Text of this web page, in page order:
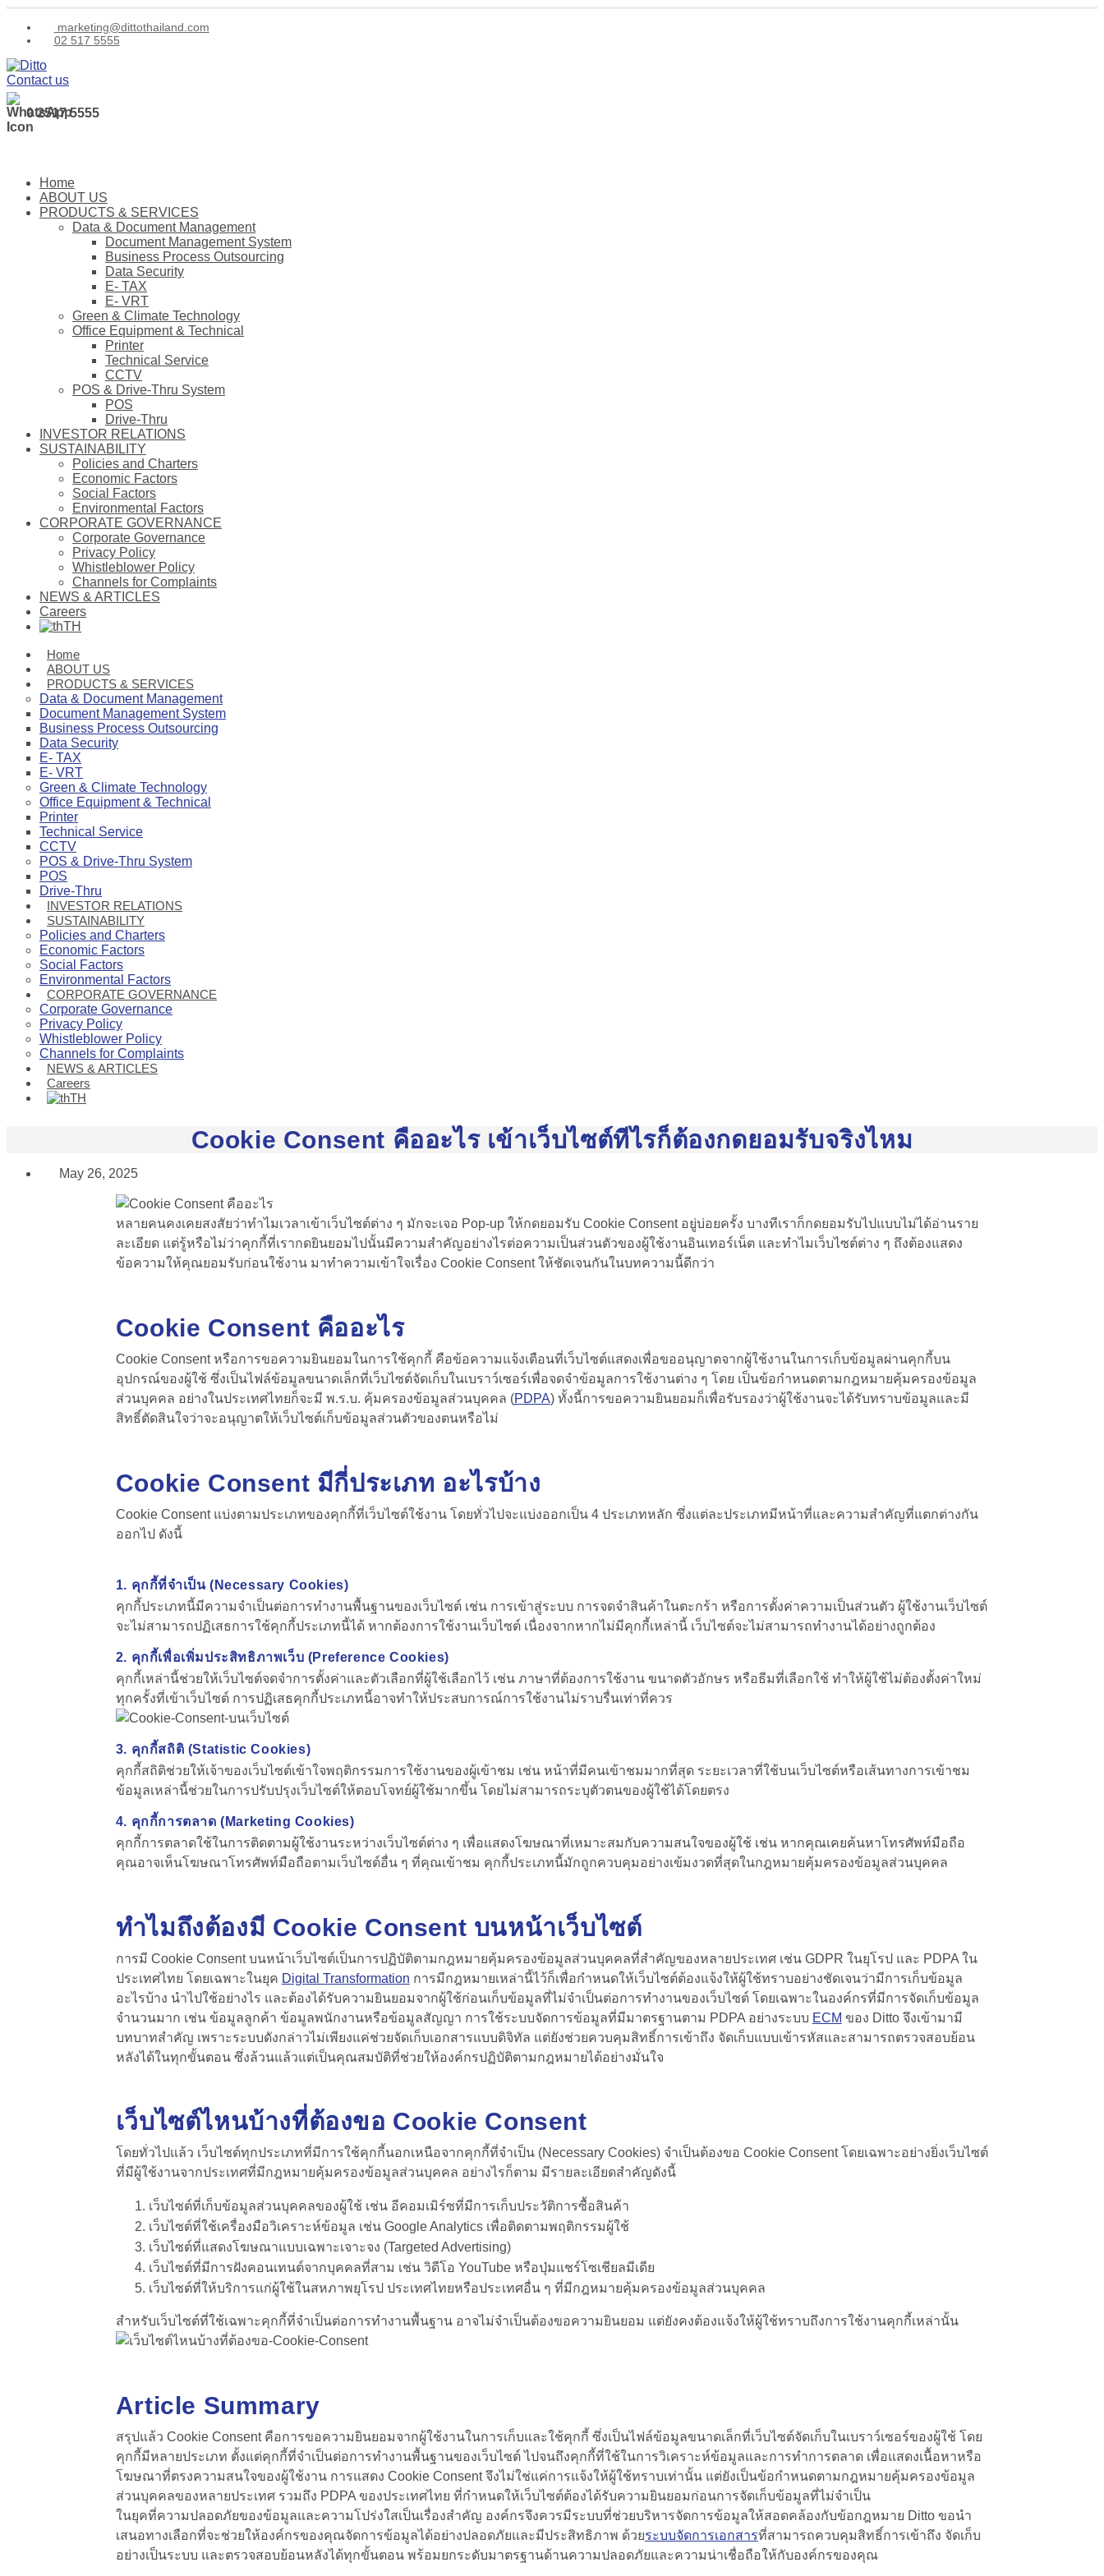
marketing@dittothailand.com
02 517 5555
Contact us
0 2517 5555
Home
ABOUT US
PRODUCTS & SERVICES
Data & Document Management
Document Management System
Business Process Outsourcing
Data Security
E- TAX
E- VRT
Green & Climate Technology
Office Equipment & Technical
Printer
Technical Service
CCTV
POS & Drive-Thru System
POS
Drive-Thru
INVESTOR RELATIONS
SUSTAINABILITY
Policies and Charters
Economic Factors
Social Factors
Environmental Factors
CORPORATE GOVERNANCE
Corporate Governance
Privacy Policy
Whistleblower Policy
Channels for Complaints
NEWS & ARTICLES
Careers
TH
Home
ABOUT US
PRODUCTS & SERVICES
Data & Document Management
Document Management System
Business Process Outsourcing
Data Security
E- TAX
E- VRT
Green & Climate Technology
Office Equipment & Technical
Printer
Technical Service
CCTV
POS & Drive-Thru System
POS
Drive-Thru
INVESTOR RELATIONS
SUSTAINABILITY
Policies and Charters
Economic Factors
Social Factors
Environmental Factors
CORPORATE GOVERNANCE
Corporate Governance
Privacy Policy
Whistleblower Policy
Channels for Complaints
NEWS & ARTICLES
Careers
TH
Cookie Consent คืออะไร เข้าเว็บไซต์ทีไรก็ต้องกดยอมรับจริงไหม
May 26, 2025
หลายคนคงเคยสงสัยว่าทำไมเวลาเข้าเว็บไซต์ต่าง ๆ มักจะเจอ Pop-up ให้กดยอมรับ Cookie Consentอยู่บ่อยครั้ง บางทีเราก็กดยอมรับไปแบบไม่ได้อ่านราย
ละเอียด แต่รู้หรือไม่ว่าคุกกี้ที่เรากดยินยอมไปนั้นมีความสำคัญอย่างไรต่อความเป็นส่วนตัวของผู้ใช้งานอินเทอร์เน็ต และทำไมเว็บไซต์ต่าง ๆ ถึงต้องแสดง
ข้อความให้คุณยอมรับก่อนใช้งาน มาทำความเข้าใจเรื่อง Cookie Consentให้ชัดเจนกันในบทความนี้ดีกว่า
Cookie Consent คืออะไร
Cookie Consentหรือการขอความยินยอมในการใช้คุกกี้ คือข้อความแจ้งเตือนที่เว็บไซต์แสดงเพื่อขออนุญาตจากผู้ใช้งานในการเก็บข้อมูลผ่านคุกกี้บน
อุปกรณ์ของผู้ใช้ ซึ่งเป็นไฟล์ข้อมูลขนาดเล็กที่เว็บไซต์จัดเก็บในเบราว์เซอร์เพื่อจดจำข้อมูลการใช้งานต่าง ๆ โดย เป็นข้อกำหนดตามกฎหมายคุ้มครองข้อมูล
ส่วนบุคคล อย่างในประเทศไทยก็จะมี พ.ร.บ. คุ้มครองข้อมูลส่วนบุคคล (PDPA) ทั้งนี้การขอความยินยอมก็เพื่อรับรองว่าผู้ใช้งานจะได้รับทราบข้อมูลและมี
สิทธิ์ตัดสินใจว่าจะอนุญาตให้เว็บไซต์เก็บข้อมูลส่วนตัวของตนหรือไม่
Cookie Consent มีกี่ประเภท อะไรบ้าง
Cookie Consentแบ่งตามประเภทของคุกกี้ที่เว็บไซต์ใช้งาน โดยทั่วไปจะแบ่งออกเป็น 4 ประเภทหลัก ซึ่งแต่ละประเภทมีหน้าที่และความสำคัญที่แตกต่างกัน
ออกไป ดังนี้
1. คุกกี้ที่จำเป็น (Necessary Cookies)
คุกกี้ประเภทนี้มีความจำเป็นต่อการทำงานพื้นฐานของเว็บไซต์ เช่น การเข้าสู่ระบบ การจดจำสินค้าในตะกร้า หรือการตั้งค่าความเป็นส่วนตัว ผู้ใช้งานเว็บไซต์
จะไม่สามารถปฏิเสธการใช้คุกกี้ประเภทนี้ได้ หากต้องการใช้งานเว็บไซต์ เนื่องจากหากไม่มีคุกกี้เหล่านี้ เว็บไซต์จะไม่สามารถทำงานได้อย่างถูกต้อง
2. คุกกี้เพื่อเพิ่มประสิทธิภาพเว็บ (Preference Cookies)
คุกกี้เหล่านี้ช่วยให้เว็บไซต์จดจำการตั้งค่าและตัวเลือกที่ผู้ใช้เลือกไว้ เช่น ภาษาที่ต้องการใช้งาน ขนาดตัวอักษร หรือธีมที่เลือกใช้ ทำให้ผู้ใช้ไม่ต้องตั้งค่าใหม่
ทุกครั้งที่เข้าเว็บไซต์ การปฏิเสธคุกกี้ประเภทนี้อาจทำให้ประสบการณ์การใช้งานไม่ราบรื่นเท่าที่ควร
3. คุกกี้สถิติ (Statistic Cookies)
คุกกี้สถิติช่วยให้เจ้าของเว็บไซต์เข้าใจพฤติกรรมการใช้งานของผู้เข้าชม เช่น หน้าที่มีคนเข้าชมมากที่สุด ระยะเวลาที่ใช้บนเว็บไซต์หรือเส้นทางการเข้าชม
ข้อมูลเหล่านี้ช่วยในการปรับปรุงเว็บไซต์ให้ตอบโจทย์ผู้ใช้มากขึ้น โดยไม่สามารถระบุตัวตนของผู้ใช้ได้โดยตรง
4. คุกกี้การตลาด (Marketing Cookies)
คุกกี้การตลาดใช้ในการติดตามผู้ใช้งานระหว่างเว็บไซต์ต่าง ๆ เพื่อแสดงโฆษณาที่เหมาะสมกับความสนใจของผู้ใช้ เช่น หากคุณเคยค้นหาโทรศัพท์มือถือ
คุณอาจเห็นโฆษณาโทรศัพท์มือถือตามเว็บไซต์อื่น ๆ ที่คุณเข้าชม คุกกี้ประเภทนี้มักถูกควบคุมอย่างเข้มงวดที่สุดในกฎหมายคุ้มครองข้อมูลส่วนบุคคล
ทำไมถึงต้องมี Cookie Consent บนหน้าเว็บไซต์
การมี Cookie Consentบนหน้าเว็บไซต์เป็นการปฏิบัติตามกฎหมายคุ้มครองข้อมูลส่วนบุคคลที่สำคัญของหลายประเทศ เช่น GDPR ในยุโรป และ PDPA ใน
ประเทศไทย โดยเฉพาะในยุค Digital Transformation การมีกฎหมายเหล่านี้ไว้ก็เพื่อกำหนดให้เว็บไซต์ต้องแจ้งให้ผู้ใช้ทราบอย่างชัดเจนว่ามีการเก็บข้อมูล
อะไรบ้าง นำไปใช้อย่างไร และต้องได้รับความยินยอมจากผู้ใช้ก่อนเก็บข้อมูลที่ไม่จำเป็นต่อการทำงานของเว็บไซต์ โดยเฉพาะในองค์กรที่มีการจัดเก็บข้อมูล
จำนวนมาก เช่น ข้อมูลลูกค้า ข้อมูลพนักงานหรือข้อมูลสัญญา การใช้ระบบจัดการข้อมูลที่มีมาตรฐานตาม PDPA อย่างระบบ ECM ของ Ditto จึงเข้ามามี
บทบาทสำคัญ เพราะระบบดังกล่าวไม่เพียงแค่ช่วยจัดเก็บเอกสารแบบดิจิทัล แต่ยังช่วยควบคุมสิทธิ์การเข้าถึง จัดเก็บแบบเข้ารหัสและสามารถตรวจสอบย้อน
หลังได้ในทุกขั้นตอน ซึ่งล้วนแล้วแต่เป็นคุณสมบัติที่ช่วยให้องค์กรปฏิบัติตามกฎหมายได้อย่างมั่นใจ
เว็บไซต์ไหนบ้างที่ต้องขอ Cookie Consent
โดยทั่วไปแล้ว เว็บไซต์ทุกประเภทที่มีการใช้คุกกี้นอกเหนือจากคุกกี้ที่จำเป็น (Necessary Cookies) จำเป็นต้องขอ Cookie Consentโดยเฉพาะอย่างยิ่งเว็บไซต์
ที่มีผู้ใช้งานจากประเทศที่มีกฎหมายคุ้มครองข้อมูลส่วนบุคคล อย่างไรก็ตาม มีรายละเอียดสำคัญดังนี้
เว็บไซต์ที่เก็บข้อมูลส่วนบุคคลของผู้ใช้ เช่น อีคอมเมิร์ซที่มีการเก็บประวัติการซื้อสินค้า
เว็บไซต์ที่ใช้เครื่องมือวิเคราะห์ข้อมูล เช่น Google Analytics เพื่อติดตามพฤติกรรมผู้ใช้
เว็บไซต์ที่แสดงโฆษณาแบบเฉพาะเจาะจง (Targeted Advertising)
เว็บไซต์ที่มีการฝังคอนเทนต์จากบุคคลที่สาม เช่น วิดีโอ YouTube หรือปุ่มแชร์โซเชียลมีเดีย
เว็บไซต์ที่ให้บริการแก่ผู้ใช้ในสหภาพยุโรป ประเทศไทยหรือประเทศอื่น ๆ ที่มีกฎหมายคุ้มครองข้อมูลส่วนบุคคล
สำหรับเว็บไซต์ที่ใช้เฉพาะคุกกี้ที่จำเป็นต่อการทำงานพื้นฐาน อาจไม่จำเป็นต้องขอความยินยอม แต่ยังคงต้องแจ้งให้ผู้ใช้ทราบถึงการใช้งานคุกกี้เหล่านั้น
Article Summary
สรุปแล้ว Cookie Consentคือการขอความยินยอมจากผู้ใช้งานในการเก็บและใช้คุกกี้ ซึ่งเป็นไฟล์ข้อมูลขนาดเล็กที่เว็บไซต์จัดเก็บในเบราว์เซอร์ของผู้ใช้ โดย
คุกกี้มีหลายประเภท ตั้งแต่คุกกี้ที่จำเป็นต่อการทำงานพื้นฐานของเว็บไซต์ ไปจนถึงคุกกี้ที่ใช้ในการวิเคราะห์ข้อมูลและการทำการตลาด เพื่อแสดงเนื้อหาหรือ
โฆษณาที่ตรงความสนใจของผู้ใช้งาน การแสดง Cookie Consentจึงไม่ใช่แค่การแจ้งให้ผู้ใช้ทราบเท่านั้น แต่ยังเป็นข้อกำหนดตามกฎหมายคุ้มครองข้อมูล
ส่วนบุคคลของหลายประเทศ รวมถึง PDPA ของประเทศไทย ที่กำหนดให้เว็บไซต์ต้องได้รับความยินยอมก่อนการจัดเก็บข้อมูลที่ไม่จำเป็น
ในยุคที่ความปลอดภัยของข้อมูลและความโปร่งใสเป็นเรื่องสำคัญ องค์กรจึงควรมีระบบที่ช่วยบริหารจัดการข้อมูลให้สอดคล้องกับข้อกฎหมาย Ditto ขอนำ
เสนอทางเลือกที่จะช่วยให้องค์กรของคุณจัดการข้อมูลได้อย่างปลอดภัยและมีประสิทธิภาพ ด้วยระบบจัดการเอกสารที่สามารถควบคุมสิทธิ์การเข้าถึง จัดเก็บ
อย่างเป็นระบบ และตรวจสอบย้อนหลังได้ทุกขั้นตอน พร้อมยกระดับมาตรฐานด้านความปลอดภัยและความน่าเชื่อถือให้กับองค์กรของคุณ